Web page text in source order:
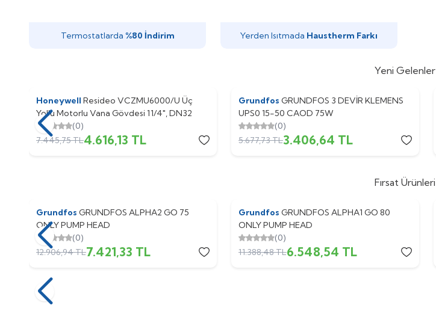
Termostatlarda %80 İndirim Yerden Isıtmada Haustherm Farkı
Yeni Gelenler
%38
Yeni
Honeywell Resideo VCZMU6000/U Üç
Yollu Motorlu Vana Gövdesi 11/4", DN32
(0)
7.445,75TL4.616,13 TL
%40
Yeni
Grundfos GRUNDFOS 3 DEVİR KLEMENS
UPS0 15-50 CAOD 75W
(0)
5.677,73TL3.406,64 TL
Fırsat Ürünleri
%43
Yeni
Grundfos GRUNDFOS ALPHA2 GO 75
ONLY PUMP HEAD
(0)
12.906,94TL7.421,33 TL
%42
Yeni
Grundfos GRUNDFOS ALPHA1 GO 80
ONLY PUMP HEAD
(0)
11.388,48TL6.548,54 TL